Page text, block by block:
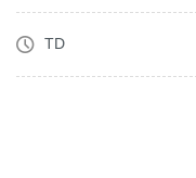
TD